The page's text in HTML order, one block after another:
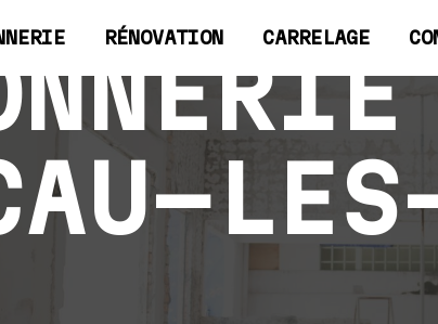
RÉNOVATION CARRELAGE